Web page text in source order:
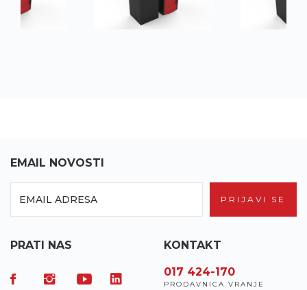
EMAIL NOVOSTI
PRIJAVI SE
PRATI NAS KONTAKT
017 7-155-155
SERVISNI CALL CENTAR
017 424-170
PRODAVNICA VRANJE